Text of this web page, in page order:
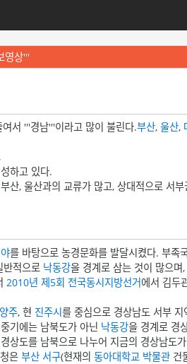
영상'''
여서 '''경남'''이라고 많이 불린다.부산, 울산,
하고 있다.
산, 울산과의 교류가 많고, 상대적으로 서
를 바탕으로 농경문화를 발달시켰다. 부족
적으로 낙동강을 경계로 삼는 것이 많으
2010년 제5회 전국동시지방선거에서 김두
양주, 현 진주시를 중심으로 경상남도 서부 지
중기에는 남북도가 아닌 낙동강을 경계로 경
상도를 남북으로 나누어 지금의 경상남도
은 부산 서구(현재의 동아대학교 박물관 건